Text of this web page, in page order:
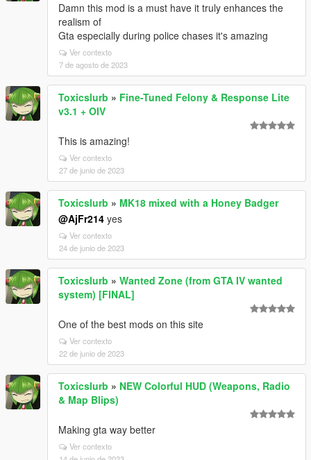
Damn this mod is a must have it truly enhances the
realism of
Gta especially during police chases it's amazing
Ver contexto
7 de agosto de 2023
Toxicslurb » Fine-Tuned Felony & Response Lite
v3.1 + OIV
This is amazing!
Ver contexto
27 de junio de 2023
Toxicslurb » MK18 mixed with a Honey Badger
@AjFr214 yes
Ver contexto
24 de junio de 2023
Toxicslurb » Wanted Zone (from GTA IV wanted
system) [FINAL]
One of the best mods on this site
Ver contexto
22 de junio de 2023
Toxicslurb » NEW Colorful HUD (Weapons, Radio
& Map Blips)
Making gta way better
Ver contexto